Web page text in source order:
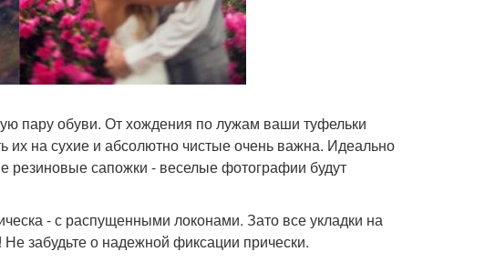
пару обуви. От хождения по лужам ваши туфельки
их на сухие и абсолютно чистые очень важна. Идеально
резиновые сапожки - веселые фотографии будут
- с распущенными локонами. Зато все укладки на
забудьте о надежной фиксации прически.